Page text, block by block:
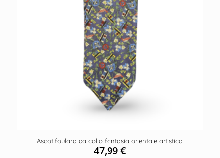
Ascot foulard da collo fantasia orientale artistica
47,99€